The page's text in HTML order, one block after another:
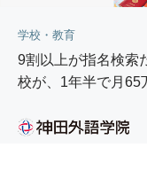
学校・教育
9割以上が指名検索
校が、1年半で月65